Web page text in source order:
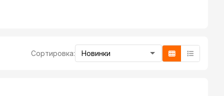
Сортировка: